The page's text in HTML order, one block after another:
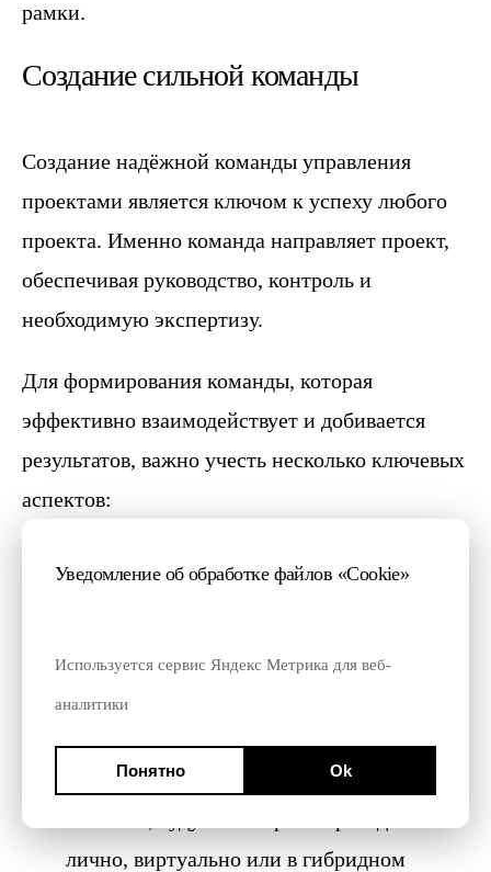
рамки.
Создание сильной команды
Создание надёжной команды управления
проектами является ключом к успеху любого
проекта. Именно команда направляет проект,
обеспечивая руководство, контроль и
необходимую экспертизу.
Для формирования команды, которая
эффективно взаимодействует и добивается
результатов, важно учесть несколько ключевых
аспектов:
Шесть основных аспектов сильной
Планирование регулярных или
запланированных встреч
Определение уровня формальности,
необходимого для встреч
лично, виртуально или в гибридном
Уведомление об обработке файлов «Cookie»
Используется сервис Яндекс Метрика для веб-
аналитики
Понятно Ok